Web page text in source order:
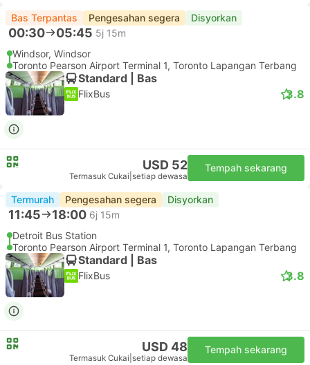
Bas Terpantas Pengesahan segera Disyorkan
00:30 05:45 5j 15m
Windsor, Windsor
Toronto Pearson Airport Terminal 1, Toronto Lapangan Terbang
Standard | Bas
FlixBus 3.8
USD 52
Termasuk Cukai setiap dewasa
Tempah sekarang
Termurah Pengesahan segera Disyorkan
11:45 18:00 6j 15m
Detroit Bus Station
Toronto Pearson Airport Terminal 1, Toronto Lapangan Terbang
Standard | Bas
FlixBus 3.8
USD 48
Termasuk Cukai setiap dewasa
Tempah sekarang